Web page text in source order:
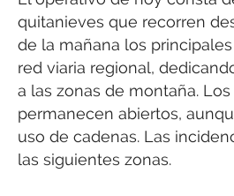
quitanieves que recorren
de la mañana los
red viaria regional,
a las zonas de montaña.
permanecen abiertos,
uso de cadenas. Las
las siguientes zonas.